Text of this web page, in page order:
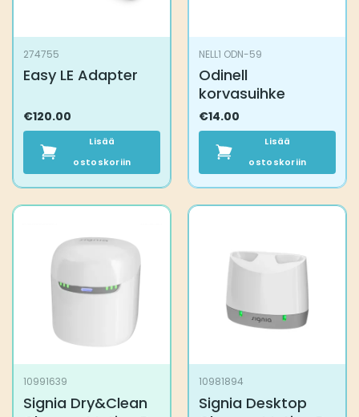
274755
Easy LE Adapter
€120.00
Lisää
ostoskoriin
NELL1 ODN-59
Odinell
korvasuihke
€14.00
Lisää
ostoskoriin
10991639
Signia Dry&Clean
10981894
Signia Desktop